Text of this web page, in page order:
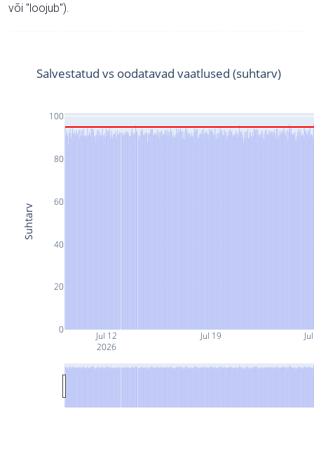
või "loojub").
Jul 12
2026
Jul 19
0
20
40
60
80
100
Salvestatud vs oodatavad vaatlused (suhtarv)
Suhtarv